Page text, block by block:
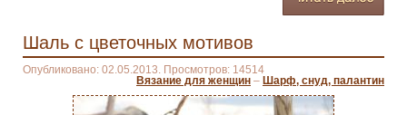
Шаль с цветочных мотивов
Опубликовано: 02.05.2013. Просмотров: 14514
Вязание для женщин – Шарф, снуд, палантин